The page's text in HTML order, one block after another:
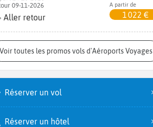
09-11-2026
Aller retour
A partir de
1 022 €
Voir toutes les promos vols d'Aéroports Voyages
Réserver un vol
Réserver un hôtel